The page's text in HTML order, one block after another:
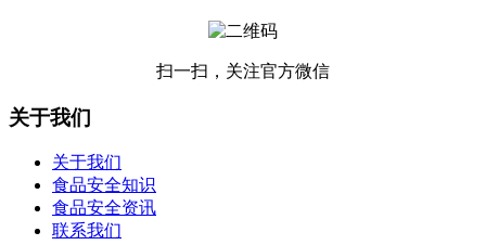
扫一扫，关注官方微信
关于我们
关于我们
食品安全知识
食品安全资讯
联系我们